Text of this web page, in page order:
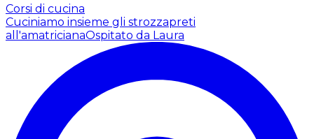
Corsi di cucina
Cuciniamo insieme gli strozzapreti
all'amatricianaOspitato da Laura